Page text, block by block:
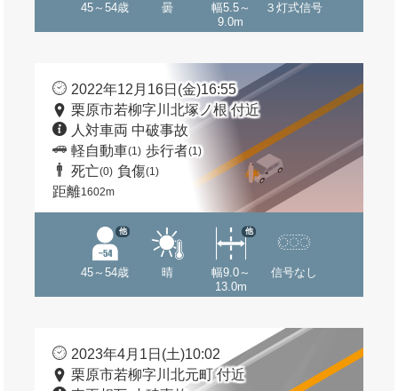
45～54歳 曇
幅5.5～
9.0m
３灯式信号
2022年12月16日(金)16:55
栗原市若柳字川北塚ノ根 付近
人対車両 中破事故
軽自動車(1) 歩行者(1)
死亡(0) 負傷(1)
距離1602m
45～54歳
他
晴
幅9.0～
13.0m
他
信号なし
2023年4月1日(土)10:02
栗原市若柳字川北元町 付近